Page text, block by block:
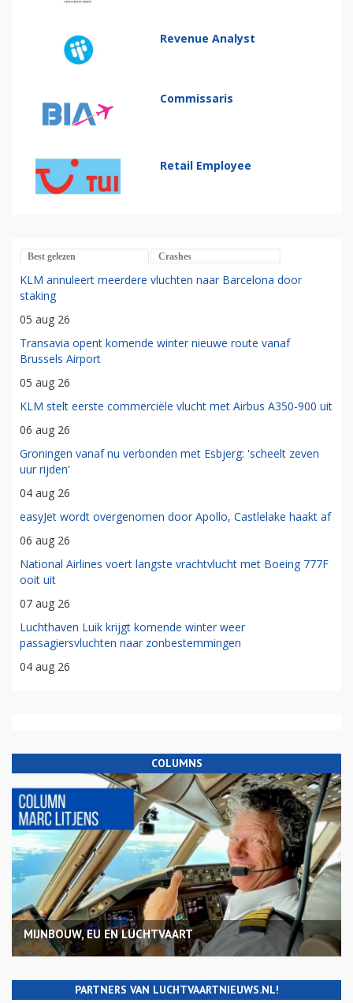
Revenue Analyst
Commissaris
Retail Employee
Best gelezen Crashes
KLM annuleert meerdere vluchten naar Barcelona door
staking
05 aug 26
Transavia opent komende winter nieuwe route vanaf
Brussels Airport
05 aug 26
KLM stelt eerste commerciële vlucht met Airbus A350-900 uit
06 aug 26
Groningen vanaf nu verbonden met Esbjerg: 'scheelt zeven
uur rijden'
04 aug 26
easyJet wordt overgenomen door Apollo, Castlelake haakt af
06 aug 26
National Airlines voert langste vrachtvlucht met Boeing 777F
ooit uit
07 aug 26
Luchthaven Luik krijgt komende winter weer
passagiersvluchten naar zonbestemmingen
04 aug 26
COLUMNS
MIJNBOUW, EU EN LUCHTVAART
PARTNERS VAN LUCHTVAARTNIEUWS.NL!